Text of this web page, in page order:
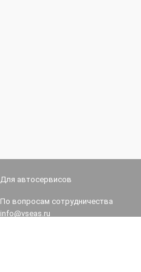
Для автосервисов
По вопросам сотрудничества
info@vseas.ru